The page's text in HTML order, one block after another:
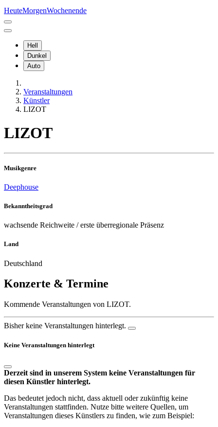
HeuteMorgenWochenende
Hell
Dunkel
Auto
Veranstaltungen
Künstler
LIZOT
LIZOT
Musikgenre
Deephouse
Bekanntheitsgrad
wachsende Reichweite / erste überregionale Präsenz
Land
Deutschland
Konzerte & Termine
Kommende Veranstaltungen von LIZOT.
Bisher keine Veranstaltungen hinterlegt.
Keine Veranstaltungen hinterlegt
Derzeit sind in unserem System keine Veranstaltungen für
diesen Künstler hinterlegt.
Das bedeutet jedoch nicht, dass aktuell oder zukünftig keine
Veranstaltungen stattfinden. Nutze bitte weitere Quellen, um
Veranstaltungen dieses Künstlers zu finden, wie zum Beispiel: